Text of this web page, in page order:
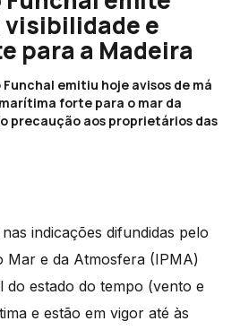
visibilidade e
para a Madeira
emitiu hoje avisos de má
forte para o mar da
precaução aos proprietários das
indicações difundidas pelo
Mar e da Atmosfera (IPMA)
do estado do tempo (vento e
e estão em vigor até às